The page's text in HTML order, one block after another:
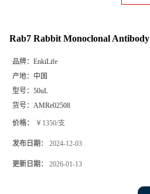
Rab7 Rabbit Monoclonal Antibody
品牌： EnkiLife
产地： 中国
型号： 50uL
货号： AMRe02508
价格： ￥1350/支
发布日期： 2024-12-03
更新日期： 2026-01-13